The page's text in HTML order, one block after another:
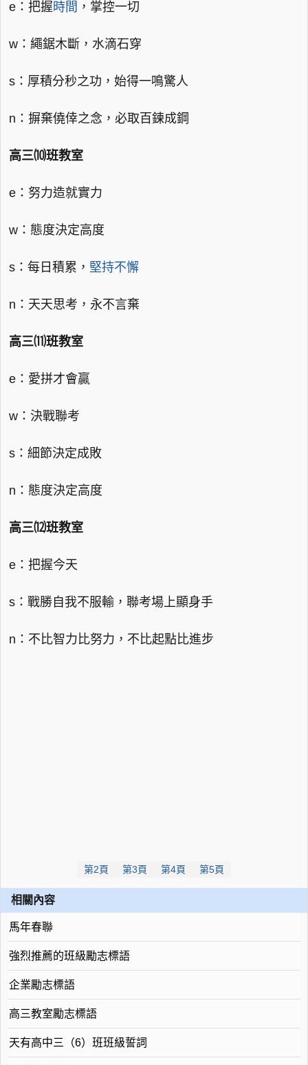
e：把握時間 ，掌控一切
w：繩鋸木斷，水滴石穿
s：厚積分秒之功，始得一鳴驚人
n：摒棄僥倖之念，必取百鍊成鋼
高三⑽班教室
e：努力造就實力
w：態度決定高度
s：每日積累， 堅持不懈
n：天天思考，永不言棄
高三⑾班教室
e：愛拼才會贏
w：決戰聯考
s：細節決定成敗
n：態度決定高度
高三⑿班教室
e：把握今天
s：戰勝自我不服輸，聯考場上顯身手
n：不比智力比努力，不比起點比進步
第2頁 第3頁 第4頁 第5頁
相關內容
馬年春聯
強烈推薦的班級勵志標語
企業勵志標語
高三教室勵志標語
天有高中三（6）班班級誓詞